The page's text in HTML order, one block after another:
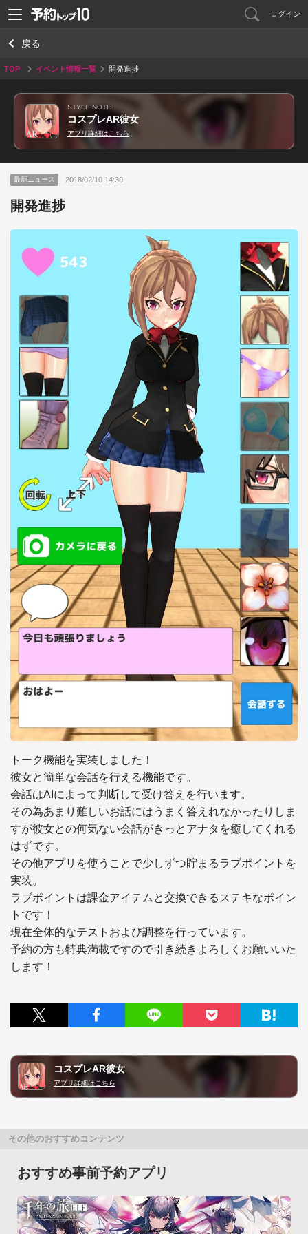
ログイン
戻る
TOP イベント情報一覧 開発進捗
STYLE NOTE
コスプレAR彼女
アプリ詳細はこちら
最新ニュース 2018/02/10 14:30
開発進捗
トーク機能を実装しました！
彼女と簡単な会話を行える機能です。
会話はAIによって判断して受け答えを行います。
その為あまり難しいお話にはうまく答えれなかったりしま
すが彼女との何気ない会話がきっとアナタを癒してくれる
はずです。
その他アプリを使うことで少しずつ貯まるラブポイントを
実装。
ラブポイントは課金アイテムと交換できるステキなポイン
トです！
現在全体的なテストおよび調整を行っています。
予約の方も特典満載ですので引き続きよろしくお願いいた
します！
コスプレAR彼女
アプリ詳細はこちら
その他のおすすめコンテンツ
おすすめ事前予約アプリ